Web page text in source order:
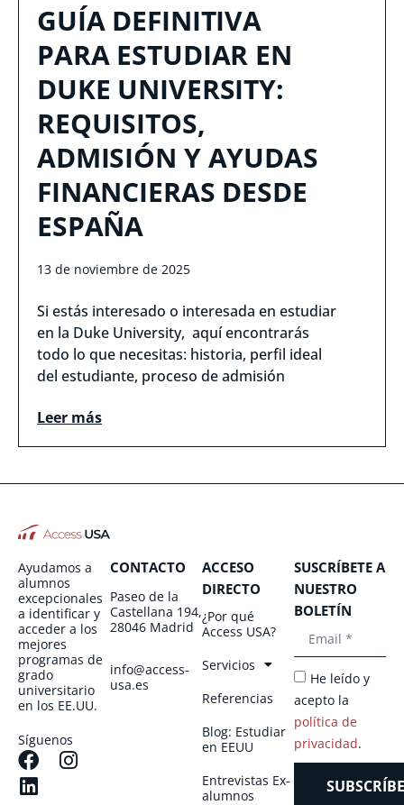
GUÍA DEFINITIVA
PARA ESTUDIAR EN
DUKE UNIVERSITY:
REQUISITOS,
ADMISIÓN Y AYUDAS
FINANCIERAS DESDE
ESPAÑA
13 de noviembre de 2025
Si estás interesado o interesada en estudiar
en la Duke University, aquí encontrarás
todo lo que necesitas: historia, perfil ideal
del estudiante, proceso de admisión
Leer más
Ayudamos a
alumnos
excepcionales
a identificar y
acceder a los
mejores
programas de
grado
universitario
en los EE.UU.
Síguenos
CONTACTO
Paseo de la
Castellana 194,
28046 Madrid
info@access-
usa.es
ACCESO
DIRECTO
¿Por qué
Access USA?
Servicios
Referencias
Blog: Estudiar
en EEUU
Entrevistas Ex-
alumnos
SUSCRÍBETE A
NUESTRO
BOLETÍN
He leído y
acepto la
política de
privacidad.